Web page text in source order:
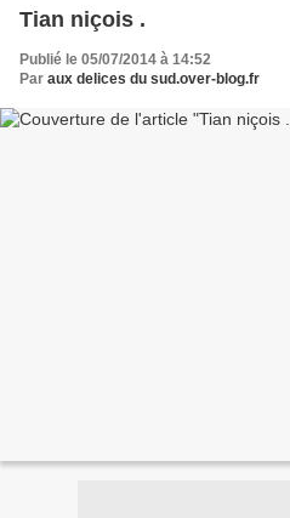
Tian niçois .
Publié le 05/07/2014 à 14:52
Par aux delices du sud.over-blog.fr